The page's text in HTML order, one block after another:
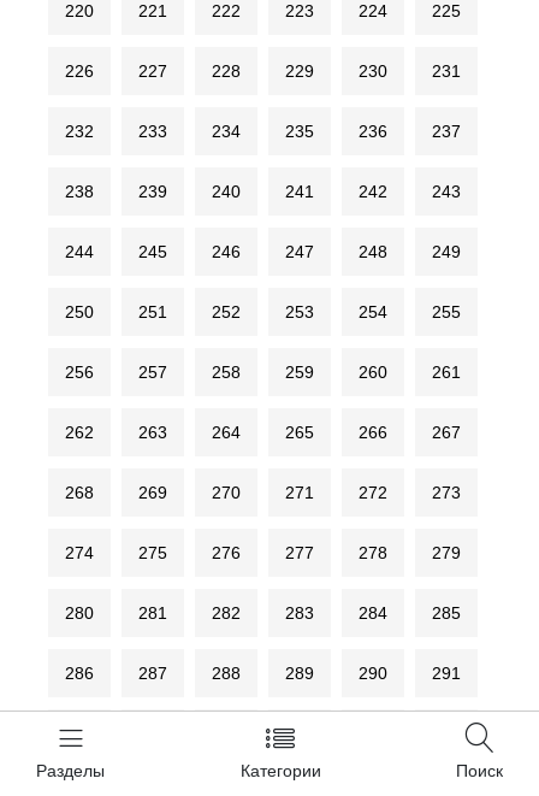
Разделы Категории Поиск
220 221 222 223 224 225
226 227 228 229 230 231
232 233 234 235 236 237
238 239 240 241 242 243
244 245 246 247 248 249
250 251 252 253 254 255
256 257 258 259 260 261
262 263 264 265 266 267
268 269 270 271 272 273
274 275 276 277 278 279
280 281 282 283 284 285
286 287 288 289 290 291
292 295